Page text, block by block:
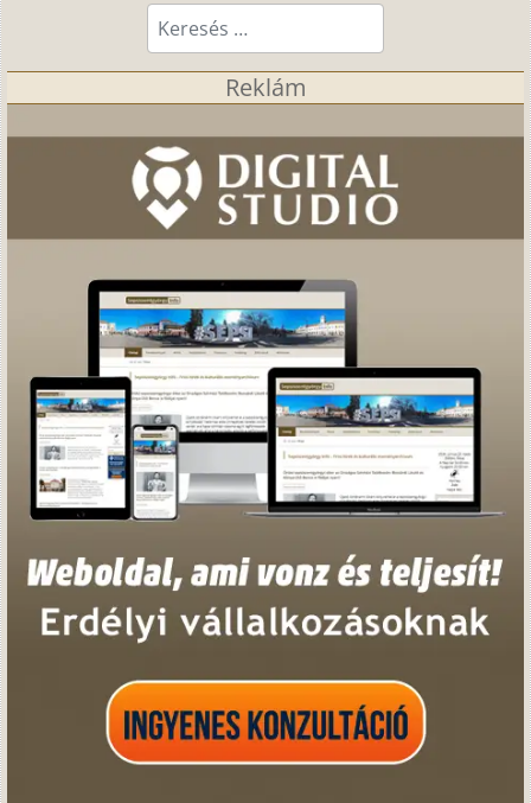
Keresés...
Reklám